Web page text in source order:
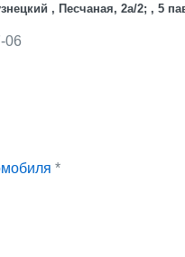
, Песчаная, 2а/2; , 5
06
*